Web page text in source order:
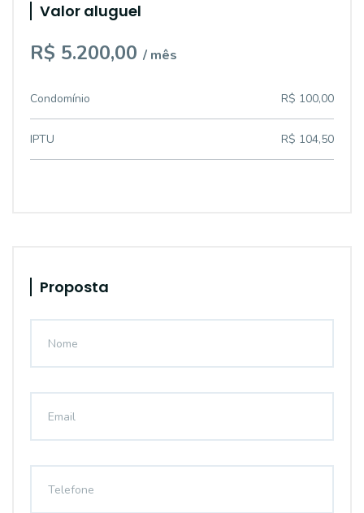
Valor aluguel
R$ 5.200,00 / mês
Condomínio R$ 100,00
IPTU R$ 104,50
Proposta